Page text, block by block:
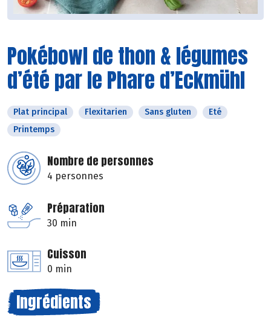
Pokébowl de thon & légumes
d’été par le Phare d’Eckmühl
Plat principal Flexitarien Sans gluten
Eté
Printemps
Nombre de personnes
4 personnes
Préparation
30 min
Cuisson
0 min
Ingrédients